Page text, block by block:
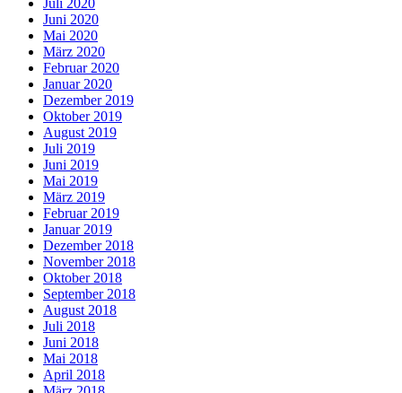
Juli 2020
Juni 2020
Mai 2020
März 2020
Februar 2020
Januar 2020
Dezember 2019
Oktober 2019
August 2019
Juli 2019
Juni 2019
Mai 2019
März 2019
Februar 2019
Januar 2019
Dezember 2018
November 2018
Oktober 2018
September 2018
August 2018
Juli 2018
Juni 2018
Mai 2018
April 2018